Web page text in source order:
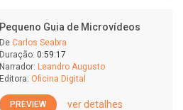
Pequeno Guia de Microvídeos
De Carlos Seabra
Duração: 0:59:17
Narrador: Leandro Augusto
Editora: Oficina Digital
PREVIEW ver detalhes